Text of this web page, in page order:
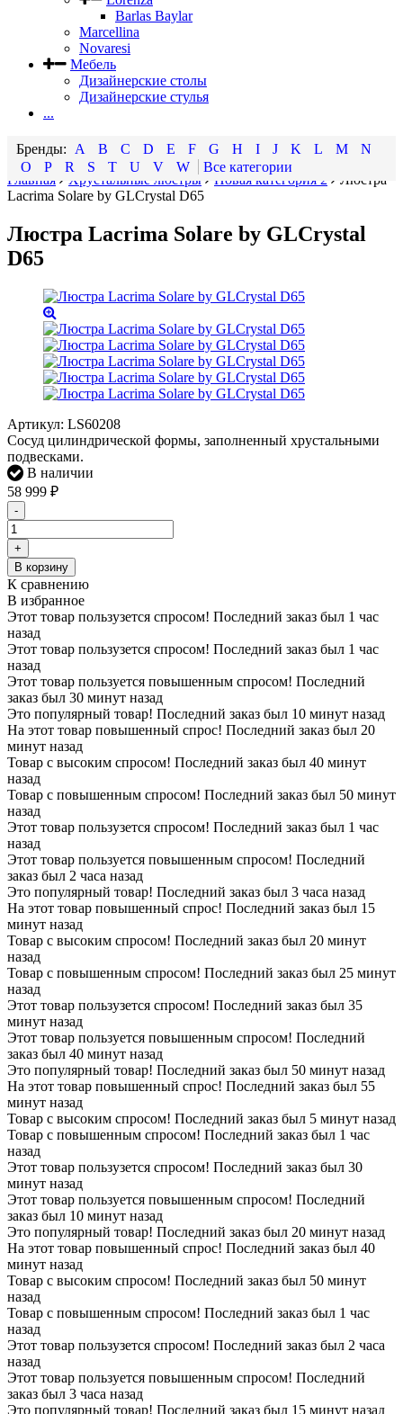
Barlas Baylar
Marcellina
Novaresi
Мебель
Дизайнерские столы
Дизайнерские стулья
...
A B C D E F G H I J K L M
N
O
P R S T U V W
Все категории
Главная
Хрустальные люстры Новая категория 2
Люстра
Lacrima Solare by GLCrystal D65
Люстра Lacrima Solare by GLCrystal
D65
Артикул: LS60208
Сосуд цилиндрической формы, заполненный хрустальными
подвесками.
В наличии
58 999 ₽
-
+
В корзину
К сравнению
В избранное
Этот товар пользузется спросом! Последний заказ был 1 час
назад
Этот товар пользузется спросом! Последний заказ был 1 час
назад
Этот товар пользуется повышенным спросом! Последний
заказ был 30 минут назад
Это популярный товар! Последний заказ был 10 минут назад
На этот товар повышенный спрос! Последний заказ был 20
минут назад
Товар с высоким спросом! Последний заказ был 40 минут
назад
Товар с повышенным спросом! Последний заказ был 50 минут
назад
Этот товар пользузется спросом! Последний заказ был 1 час
назад
Этот товар пользуется повышенным спросом! Последний
заказ был 2 часа назад
Это популярный товар! Последний заказ был 3 часа назад
На этот товар повышенный спрос! Последний заказ был 15
минут назад
Товар с высоким спросом! Последний заказ был 20 минут
назад
Товар с повышенным спросом! Последний заказ был 25 минут
назад
Этот товар пользузется спросом! Последний заказ был 35
минут назад
Этот товар пользуется повышенным спросом! Последний
заказ был 40 минут назад
Это популярный товар! Последний заказ был 50 минут назад
На этот товар повышенный спрос! Последний заказ был 55
минут назад
Товар с высоким спросом! Последний заказ был 5 минут назад
Товар с повышенным спросом! Последний заказ был 1 час
назад
Этот товар пользузется спросом! Последний заказ был 30
минут назад
Этот товар пользуется повышенным спросом! Последний
заказ был 10 минут назад
Это популярный товар! Последний заказ был 20 минут назад
На этот товар повышенный спрос! Последний заказ был 40
минут назад
Товар с высоким спросом! Последний заказ был 50 минут
назад
Товар с повышенным спросом! Последний заказ был 1 час
назад
Этот товар пользузется спросом! Последний заказ был 2 часа
назад
Этот товар пользуется повышенным спросом! Последний
заказ был 3 часа назад
Это популярный товар! Последний заказ был 15 минут назад